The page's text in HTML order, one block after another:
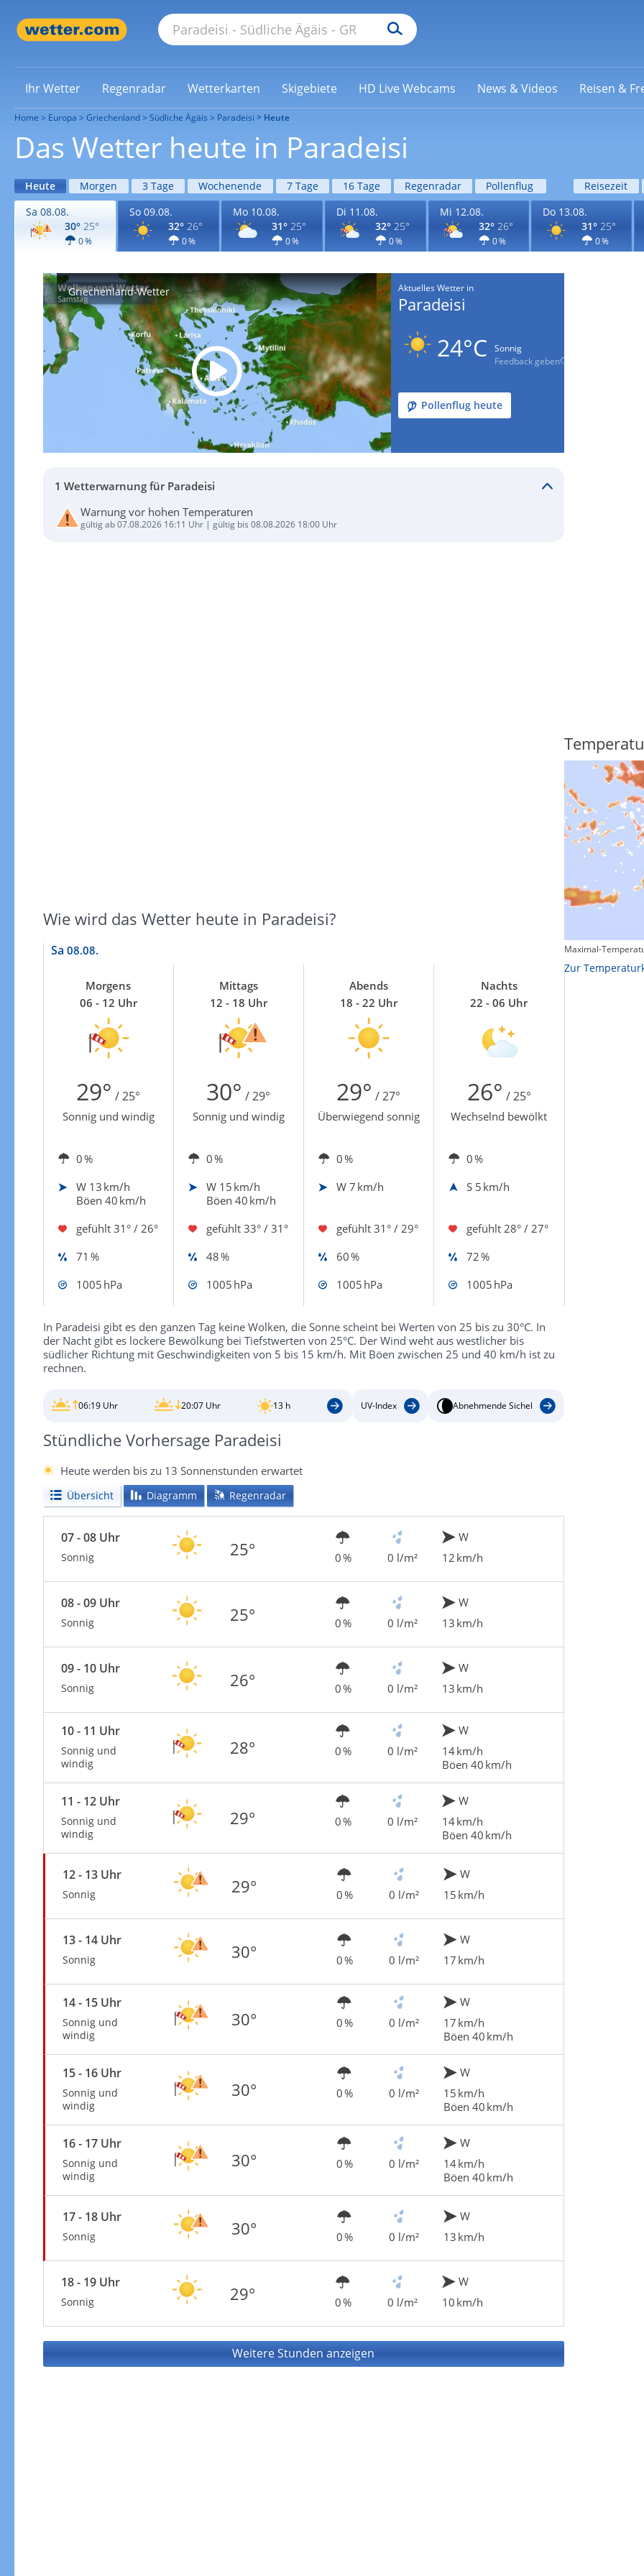
Ihr Wetter Regenradar Wetterkarten Skigebiete HD Live Webcams News & Videos Reisen &
Home Europa Griechenland Südliche Ägäis Paradeisi Heute
Das Wetter heute in Paradeisi
Heute Morgen 3 Tage Wochenende 7 Tage 16 Tage Regenradar Pollenflug Reisezeit
Sa 08.08.
30° 25°
0 %
So 09.08.
32° 26°
0 %
Mo 10.08.
31° 25°
0 %
Di 11.08.
32° 25°
0 %
Mi 12.08.
32° 26°
0 %
Do 13.08.
31° 25°
0 %
Griechenland-Wetter Aktuelles Wetter in
Paradeisi
24°C
Sonnig
Feedback geben
Pollenflug heute
1 Wetterwarnung für Paradeisi
Warnung vor hohen Temperaturen
gültig ab 07.08.2026 16:11 Uhr | gültig bis 08.08.2026 18:00 Uhr
Wie wird das Wetter heute in Paradeisi?
Sa 08.08.
Morgens
06 - 12 Uhr
Mittags
12 - 18 Uhr
Abends
18 - 22 Uhr
Nachts
22 - 06 Uhr
29° / 25° 30° / 29° 29° / 27° 26° / 25°
Sonnig und windig Sonnig und windig Überwiegend sonnig Wechselnd bewölkt
0 % 0 % 0 %
0 %
W 13 km/h
Böen 40 km/h
W 15 km/h
Böen 40 km/h
W 7 km/h S 5 km/h
gefühlt 31° / 26° gefühlt 33° / 31° gefühlt 31° / 29° gefühlt 28° / 27°
71 %
48 % 60 %
72 %
1005 hPa
1005 hPa 1005 hPa 1005 hPa
In Paradeisi gibt es den ganzen Tag keine Wolken, die Sonne scheint bei Werten von 25 bis zu 30°C. In
der Nacht gibt es lockere Bewölkung bei Tiefstwerten von 25°C. Der Wind weht aus westlicher bis
südlicher Richtung mit Geschwindigkeiten von 5 bis 15 km/h. Mit Böen zwischen 25 und 40 km/h ist zu
rechnen.
06:19 Uhr 20:07 Uhr 13 h UV-Index Abnehmende Sichel
Stündliche Vorhersage Paradeisi
Heute werden bis zu 13 Sonnenstunden erwartet
Übersicht Diagramm Regenradar
07 - 08 Uhr
Sonnig 25° 0 % 0 l/m²
W
12 km/h
08 - 09 Uhr
Sonnig 25° 0 % 0 l/m²
W
13 km/h
09 - 10 Uhr
Sonnig 26° 0 % 0 l/m²
W
13 km/h
10 - 11 Uhr
Sonnig und
windig
28° 0 % 0 l/m²
W
14 km/h
Böen 40 km/h
11 - 12 Uhr
Sonnig und
windig
29° 0 % 0 l/m²
W
14 km/h
Böen 40 km/h
12 - 13 Uhr
Sonnig 29° 0 % 0 l/m²
W
15 km/h
13 - 14 Uhr
Sonnig 30° 0 % 0 l/m²
W
17 km/h
14 - 15 Uhr
Sonnig und
windig
30° 0 % 0 l/m²
W
17 km/h
Böen 40 km/h
15 - 16 Uhr
Sonnig und
windig
30° 0 % 0 l/m²
W
15 km/h
Böen 40 km/h
16 - 17 Uhr
Sonnig und
windig
30° 0 % 0 l/m²
W
14 km/h
Böen 40 km/h
17 - 18 Uhr
Sonnig 30° 0 % 0 l/m²
W
13 km/h
18 - 19 Uhr
Sonnig 29° 0 % 0 l/m²
W
10 km/h
Weitere Stunden anzeigen
Zur Gewitterrisikokarte
Maximal-
Zur